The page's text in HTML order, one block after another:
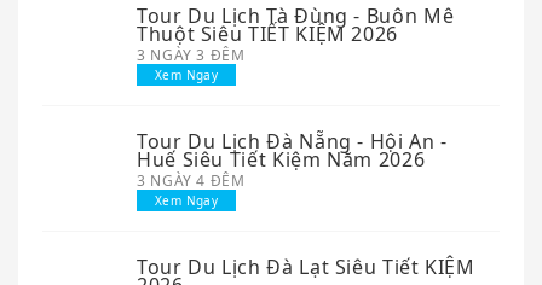
Tour Du Lịch Tà Đùng - Buôn Mê
Thuột Siêu TIẾT KIỆM 2026
3 NGÀY 3 ĐÊM
Xem Ngay
Tour Du Lịch Đà Nẵng - Hội An -
Huế Siêu Tiết Kiệm Năm 2026
3 NGÀY 4 ĐÊM
Xem Ngay
Tour Du Lịch Đà Lạt Siêu Tiết KIỆM